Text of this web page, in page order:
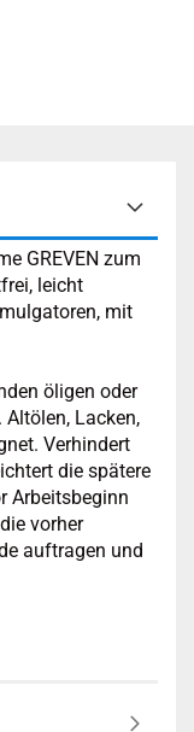
GREVEN zum
leicht
mit
öligen oder
Lacken,
Verhindert
die spätere
Arbeitsbeginn
vorher
auftragen und